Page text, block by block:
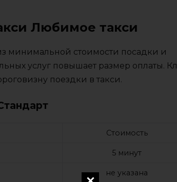
Любимое такси
минимальной стоимости посадки и
услуг повышает размер оплаты.
поездки в такси.
Стоимость
5 минут
не указана